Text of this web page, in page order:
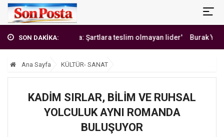
SON DAKİKA:
'Erbakan Hoca: Şartlara teslim olmayan lider' Burak
Ana Sayfa KÜLTÜR- SANAT
KADİM SIRLAR, BİLİM VE RUHSAL
YOLCULUK AYNI ROMANDA
BULUŞUYOR